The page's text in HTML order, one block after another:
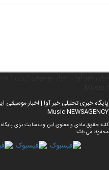
Music NEWSAGENCY
کلیه حقوق مادی و معنوی این وب سایت برای پایگاه
محفوظ می باشد